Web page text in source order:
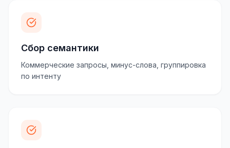
Сбор семантики
Коммерческие запросы, минус-слова, группировка
по интенту